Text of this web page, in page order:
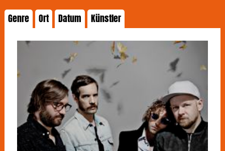
Genre Ort Datum Künstler